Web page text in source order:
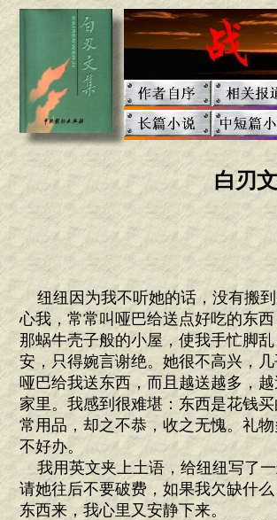
白刃
纽纽因为我不听她的话，没有搬到
心我，常常叫哑巴给送点好吃的东
那蜗牛壳子般的小屋，使我手忙脚
安，只得婉言谢绝。她很不高兴，
哑巴给我送东西，而且越送越多，
家里。我感到很难堪：东西是花钱
常用品，却之不恭，收之无愧。礼
不好办。
我用英文夹上土语，给纽纽写了一
请她往后不要破费，如果我欠缺什
东西来，我心里又安静下来。